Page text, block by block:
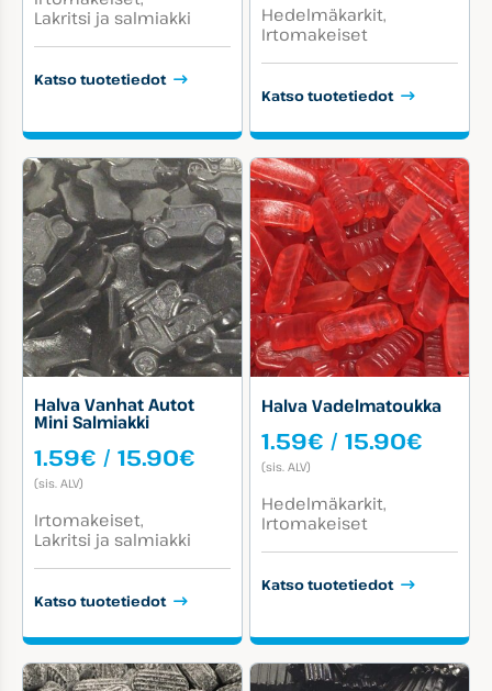
Lakritsi ja salmiakki
Katso tuotetiedot
Tuotekategoriat:
Hedelmäkarkit
Irtomakeiset
Katso tuotetiedot
Halva Vanhat Autot
Mini Salmiakki
1.59€ / 15.90€ Hintaluokka:
15.90€
(sis. ALV)
Tuotekategoriat:
Irtomakeiset
Lakritsi ja salmiakki
Katso tuotetiedot
Halva Vadelmatoukka
1.59€ / 15.90€
(sis. ALV)
Tuotekategoriat:
Hedelmäkarkit
Irtomakeiset
Katso tuotetiedot